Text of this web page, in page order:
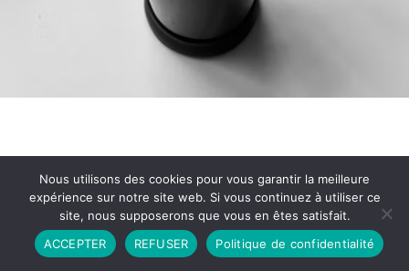
Partenariat Contact
Politique de Confidentialité
CGU
Copyright © 2026 - Propulsé par DIEUDUDIABLE
Nous utilisons des cookies pour vous garantir la meilleure
expérience sur notre site web. Si vous continuez à utiliser ce
site, nous supposerons que vous en êtes satisfait.
ACCEPTER
REFUSER Politique de confidentialité